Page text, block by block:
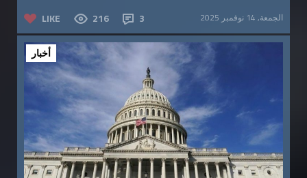
LIKE 216 3 الجمعة, 14 نوفمبر 2025
أخبار